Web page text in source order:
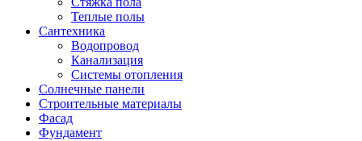
Теплые полы
Сантехника
Водопровод
Канализация
Системы отопления
Солнечные панели
Строительные материалы
Фасад
Фундамент